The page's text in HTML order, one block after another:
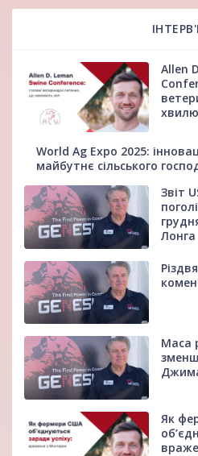
Allen
World Ag Expo 2025:
майбутнє сільського
Звіт
Лонга
Маса
Як